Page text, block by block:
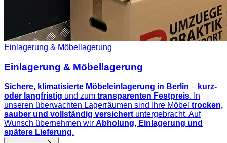
Einlagerung & Möbellagerung
Einlagerung & Möbellagerung
Sichere, klimatisierte Möbeleinlagerung in Berlin – kurz-
oder langfristig und zum transparenten Festpreis. In
unseren überwachten Lagerräumen sind Ihre Möbel trocken,
sauber und vollständig versichert untergebracht. Auf
Wunsch übernehmen wir Abholung, Einlagerung und
spätere Lieferung.